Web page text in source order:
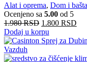
Alat i oprema, Dom i bašta
Ocenjeno sa 5.00 od 5
1.980RSD 1.800 RSD
Dodaj u korpu